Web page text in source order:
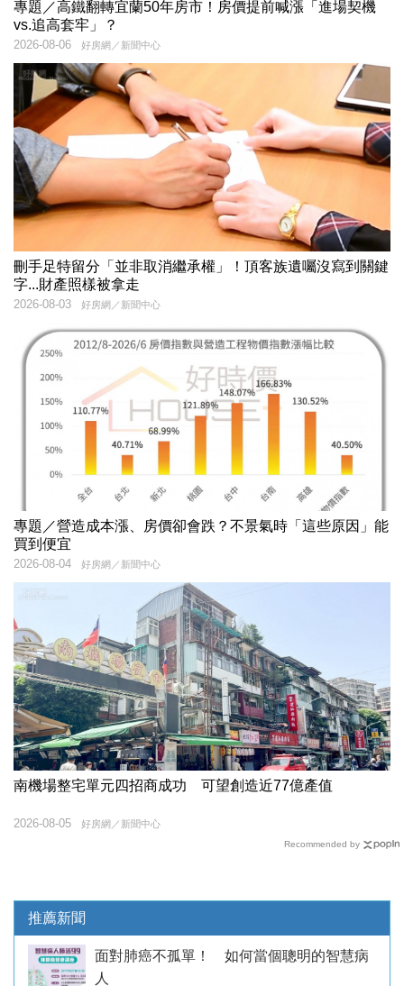
專題／高鐵翻轉宜蘭50年房市！房價提前喊漲「進場契機
vs.追高套牢」？
好房網／新聞中心
2026-08-06
刪手足特留分「並非取消繼承權」！頂客族遺囑沒寫到關鍵
字...財產照樣被拿走
好房網／新聞中心
2026-08-03
專題／營造成本漲、房價卻會跌？不景氣時「這些原因」能
買到便宜
好房網／新聞中心
2026-08-04
南機場整宅單元四招商成功 可望創造近77億產值
好房網／新聞中心
2026-08-05
Recommended by
推薦新聞
面對肺癌不孤單！ 如何當個聰明的智慧病
人